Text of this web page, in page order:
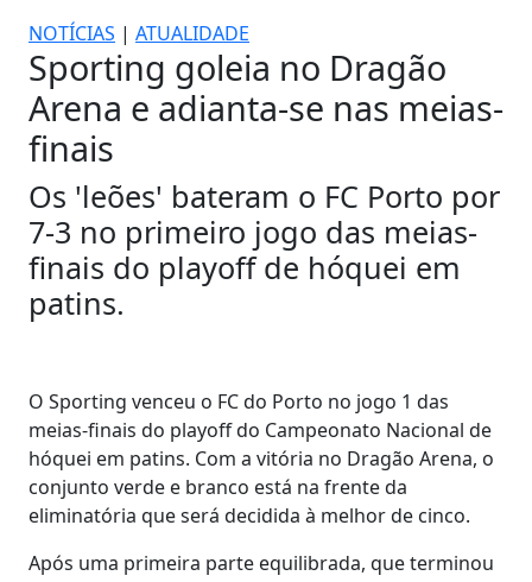
NOTÍCIAS | ATUALIDADE
Sporting goleia no Dragão
Arena e adianta-se nas meias-
finais
Os 'leões' bateram o FC Porto por
7-3 no primeiro jogo das meias-
finais do playoff de hóquei em
patins.
O Sporting venceu o FC do Porto no jogo 1 das
meias-finais do playoff do Campeonato Nacional de
hóquei em patins. Com a vitória no Dragão Arena, o
conjunto verde e branco está na frente da
eliminatória que será decidida à melhor de cinco.
Após uma primeira parte equilibrada, que terminou